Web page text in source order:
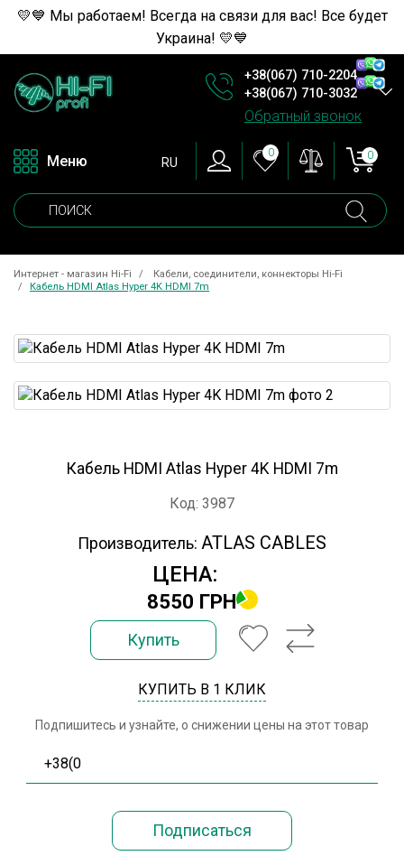
💛💙 Мы работаем! Всегда на связи для вас! Все будет
Украина! 💛💙
+38(067) 710-2204
+38(067) 710-3032
Обратный звонок
Меню RU
0 0
Интернет - магазин Hi-Fi
Кабели, соединители, коннекторы Hi-Fi
Кабель HDMI Atlas Hyper 4K HDMI 7m
Кабель HDMI Atlas Hyper 4K HDMI 7m
Код: 3987
Производитель: ATLAS CABLES
ЦЕНА:
8550 ГРН
Купить
КУПИТЬ В 1 КЛИК
Подпишитесь и узнайте, о снижении цены на этот товар